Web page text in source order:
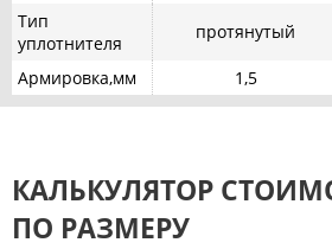
Тип
уплотнителя
протянутый
Армировка,мм 1,5
КАЛЬКУЛЯТОР
ПО РАЗМЕРУ